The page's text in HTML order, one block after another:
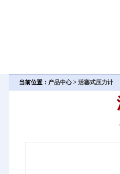
当前位置： 产品中心> 活塞式压力计